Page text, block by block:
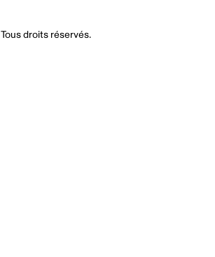
droits réservés.